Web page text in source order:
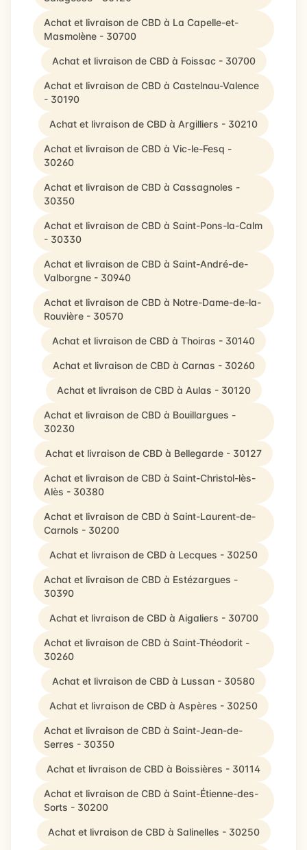
Achat et livraison de CBD à La Capelle-et-
Masmolène - 30700
Achat et livraison de CBD à Foissac - 30700
Achat et livraison de CBD à Castelnau-Valence
- 30190
Achat et livraison de CBD à Argilliers - 30210
Achat et livraison de CBD à Vic-le-Fesq -
30260
Achat et livraison de CBD à Cassagnoles -
30350
Achat et livraison de CBD à Saint-Pons-la-Calm
- 30330
Achat et livraison de CBD à Saint-André-de-
Valborgne - 30940
Achat et livraison de CBD à Notre-Dame-de-la-
Rouvière - 30570
Achat et livraison de CBD à Thoiras - 30140
Achat et livraison de CBD à Carnas - 30260
Achat et livraison de CBD à Aulas - 30120
Achat et livraison de CBD à Bouillargues -
30230
Achat et livraison de CBD à Bellegarde - 30127
Achat et livraison de CBD à Saint-Christol-lès-
Alès - 30380
Achat et livraison de CBD à Saint-Laurent-de-
Carnols - 30200
Achat et livraison de CBD à Lecques - 30250
Achat et livraison de CBD à Estézargues -
30390
Achat et livraison de CBD à Aigaliers - 30700
Achat et livraison de CBD à Saint-Théodorit -
30260
Achat et livraison de CBD à Lussan - 30580
Achat et livraison de CBD à Aspères - 30250
Achat et livraison de CBD à Saint-Jean-de-
Serres - 30350
Achat et livraison de CBD à Boissières - 30114
Achat et livraison de CBD à Saint-Étienne-des-
Sorts - 30200
Achat et livraison de CBD à Salinelles - 30250